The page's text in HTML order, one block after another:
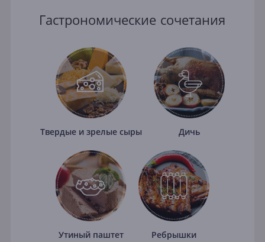
Гастрономические сочетания
Твердые и зрелые сыры Дичь
Утиный паштет Ребрышки